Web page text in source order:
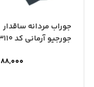
جوراب مردانه ساقدار
جورجیو آرمانی کد 253110
۸۸,۰۰۰